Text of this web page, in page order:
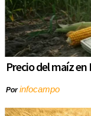
Precio del maíz
Porinfocampo